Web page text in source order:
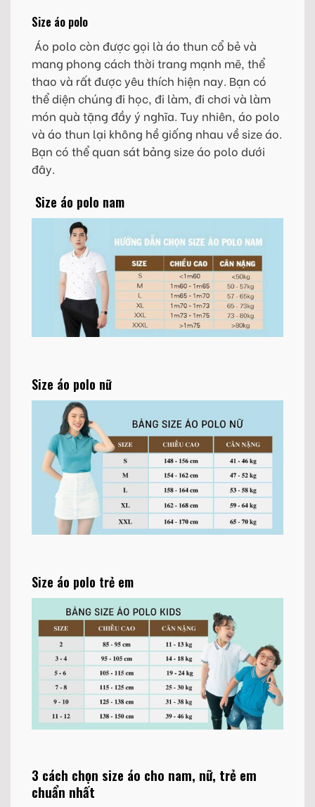
Size áo polo
Áo polo còn được gọi là áo thun cổ bẻ và
mang phong cách thời trang mạnh mẽ, thể
thao và rất được yêu thích hiện nay. Bạn có
thể diện chúng đi học, đi làm, đi chơi và làm
món quà tặng đầy ý nghĩa. Tuy nhiên, áo polo
và áo thun lại không hề giống nhau về size áo.
Bạn có thể quan sát bảng size áo polo dưới
đây.
Size áo polo nam
Size áo polo nữ
Size áo polo trẻ em
3 cách chọn size áo cho nam, nữ, trẻ em
chuẩn nhất